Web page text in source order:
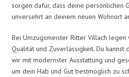
sorgen dafür, dass deine persönlichen
unversehrt an deinem neuen Wohnort
Bei Umzugsmeister Ritter Villach
Qualität und Zuverlässigkeit. Du kannst
wir mit modernster Ausstattung und
um dein Hab und Gut bestmöglich zu